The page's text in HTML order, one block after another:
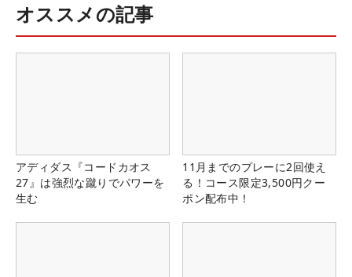
オススメの記事
アディダス『コードカオス
27』は強烈な蹴りでパワーを
生む
11月までのプレーに2回使え
る！コース限定3,500円クー
ポン配布中！